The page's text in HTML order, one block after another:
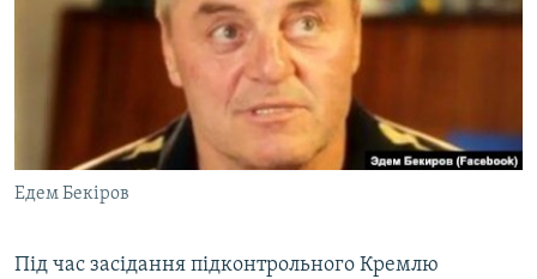
ВІДЕОУРОКИ «ELIFBE»
СВІДЧЕННЯ ОКУПАЦІЇ
УКРАЇНСЬКА ПРОБЛЕМА КРИМУ
ІНФОГРАФІКА
ЯК ОБІЙТИ БЛОКУВАННЯ
ДОЛУЧАЙСЯ!
Едем Бекіров
Під час засідання підконтрольного Кремлю